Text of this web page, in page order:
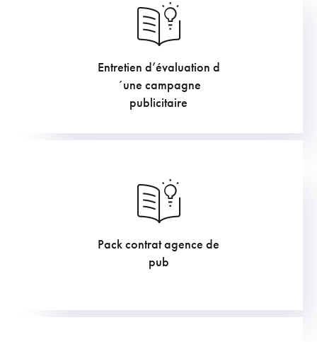
Entretien d’évaluation d
´une campagne
publicitaire
169.4€
Pack contrat agence de
pub
169.4€